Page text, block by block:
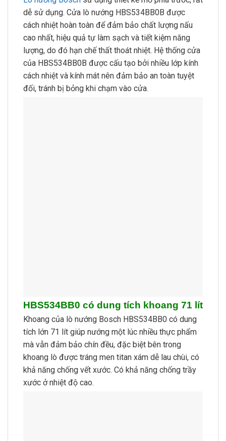
dễ sử dụng. Cửa lò nướng HBS534BB0B được
cách nhiệt hoàn toàn để đảm bảo chất lượng nấu
cao nhất, hiệu quả tự làm sạch và tiết kiệm năng
lượng, do đó hạn chế thất thoát nhiệt. Hệ thống cửa
của HBS534BB0B được cấu tạo bởi nhiều lớp kính
cách nhiệt và kính mát nên đảm bảo an toàn tuyệt
đối, tránh bị bỏng khi chạm vào cửa.
HBS534BB0 có dung tích khoang 71 lít
Khoang của lò nướng Bosch HBS534BB0 có dung
tích lớn 71 lít giúp nướng một lúc nhiều thực phẩm
mà vẫn đảm bảo chín đều, đặc biệt bên trong
khoang lò được tráng men titan xám dễ lau chùi, có
khả năng chống vết xước. Có khả năng chống trầy
xước ở nhiệt độ cao.